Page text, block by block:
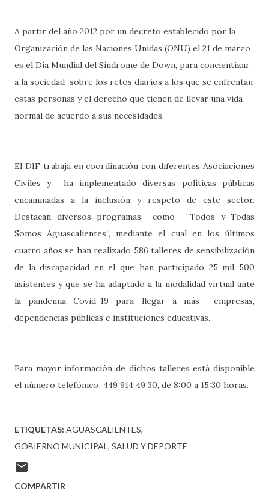
A partir del año 2012 por un decreto establecido por la
Organización de las Naciones Unidas (ONU) el 21 de marzo
es el Día Mundial del Síndrome de Down, para concientizar
a la sociedad sobre los retos diarios a los que se enfrentan
estas personas y el derecho que tienen de llevar una vida
normal de acuerdo a sus necesidades.
El DIF trabaja en coordinación con diferentes Asociaciones
Civiles y ha implementado diversas políticas públicas
encaminadas a la inclusión y respeto de este sector.
Destacan diversos programas como “Todos y Todas
Somos Aguascalientes”, mediante el cual en los últimos
cuatro años se han realizado 586 talleres de sensibilización
de la discapacidad en el que han participado 25 mil 500
asistentes y que se ha adaptado a la modalidad virtual ante
la pandemia Covid-19 para llegar a más empresas,
dependencias públicas e instituciones educativas.
Para mayor información de dichos talleres está disponible
el número telefónico 449 914 49 30, de 8:00 a 15:30 horas.
ETIQUETAS: AGUASCALIENTES
GOBIERNO MUNICIPAL SALUD Y DEPORTE
COMPARTIR